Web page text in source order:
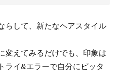
らして、新たなヘアスタイル
変えてみるだけでも、印象は
ライ&エラーで自分にピッタ